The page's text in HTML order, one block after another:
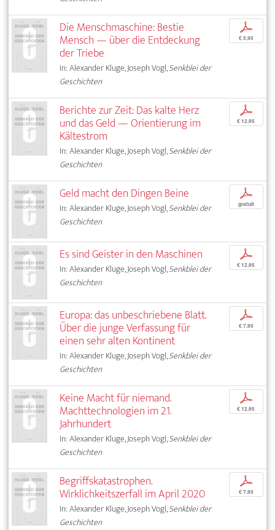
Die Menschmaschine: Bestie
Mensch — über die Entdeckung
der Triebe
In: Alexander Kluge, Joseph Vogl,Senkblei der
Geschichten
p
€ 5,95
Berichte zur Zeit: Das kalte Herz
und das Geld — Orientierung im
Kältestrom
In: Alexander Kluge, Joseph Vogl,Senkblei der
Geschichten
p
€ 12,95
Geld macht den Dingen Beine
In: Alexander Kluge, Joseph Vogl,Senkblei der
Geschichten
p
gratuit
Es sind Geister in den Maschinen
In: Alexander Kluge, Joseph Vogl,Senkblei der
Geschichten
p
€ 12,95
Europa: das unbeschriebene Blatt.
Über die junge Verfassung für
einen sehr alten Kontinent
In: Alexander Kluge, Joseph Vogl,Senkblei der
Geschichten
p
€ 7,95
Keine Macht für niemand.
Machttechnologien im 21.
Jahrhundert
In: Alexander Kluge, Joseph Vogl,Senkblei der
Geschichten
p
€ 12,95
Begriffskatastrophen.
Wirklichkeitszerfall im April 2020
In: Alexander Kluge, Joseph Vogl,Senkblei der
Geschichten
p
€ 7,95